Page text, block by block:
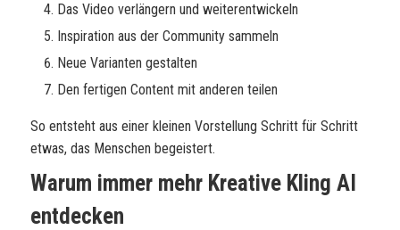
Das Video verlängern und weiterentwickeln
Inspiration aus der Community sammeln
Neue Varianten gestalten
Den fertigen Content mit anderen teilen
So entsteht aus einer kleinen Vorstellung Schritt für Schritt
etwas, das Menschen begeistert.
Warum immer mehr Kreative Kling AI
entdecken